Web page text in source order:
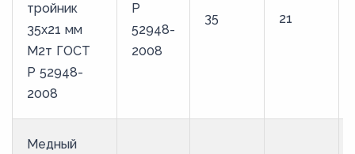
тройник
35х21 мм
М2т ГОСТ
Р 52948-
2008
Р
52948-
2008
35 21
Медный